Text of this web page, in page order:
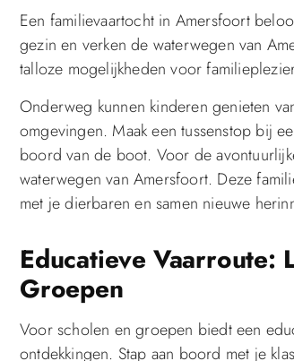
Een familievaartocht in Amersfoort
gezin en verken de waterwegen van
talloze mogelijkheden voor
Onderweg kunnen kinderen genieten
omgevingen. Maak een tussenstop bij
boord van de boot. Voor de
waterwegen van Amersfoort. Deze
met je dierbaren en samen nieuwe
Educatieve Vaarroute:
Groepen
Voor scholen en groepen biedt een
ontdekkingen. Stap aan boord met je